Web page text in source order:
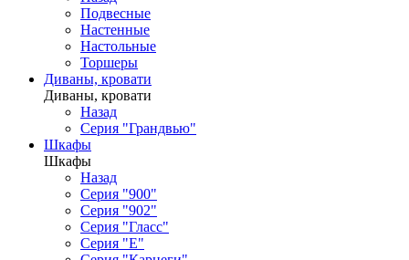
Подвесные
Настенные
Настольные
Торшеры
Диваны, кровати
Диваны, кровати
Назад
Серия "Грандвью"
Шкафы
Шкафы
Назад
Серия "900"
Серия "902"
Серия "Гласс"
Серия "Е"